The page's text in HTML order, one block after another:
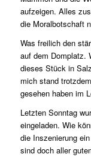
aufzeigen. Alles
die Moralbotschaft
Was freilich den
auf dem Domplatz.
dieses Stück in
mich stand
gesehen haben im
Letzten Sonntag
eingeladen. Wie
die Inszenierung
sind doch aller